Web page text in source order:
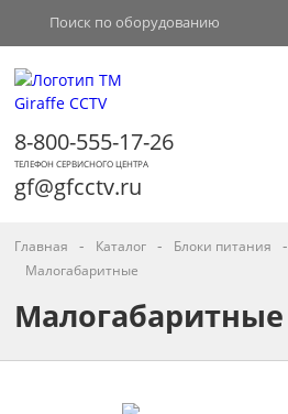
8-800-555-17-26
ТЕЛЕФОН СЕРВИСНОГО ЦЕНТРА
gf@gfcctv.ru
Главная - Каталог - Блоки питания -
Малогабаритные
Малогабаритные
Товары раздела